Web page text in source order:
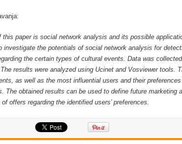
this paper is social network analysis and its possible
investigate the potentials of social network analysis for
the certain types of cultural events. Data was
results were analyzed using Ucinet and Vosviewer tools.
as well as the most influential users and their
The obtained results can be used to define future marketing
offers regarding the identified users’ preferences.